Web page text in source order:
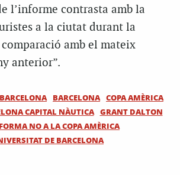
l’informe contrasta amb la
a la ciutat durant la
amb el mateix
anterior”.
BARCELONA COPA AMÈRICA
CAPITAL NÀUTICA GRANT DALTON
NO A LA COPA AMÈRICA
DE BARCELONA